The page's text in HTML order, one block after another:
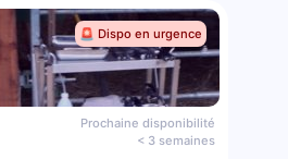
🚨 Dispo en urgence
Prochaine disponibilité
< 3 semaines